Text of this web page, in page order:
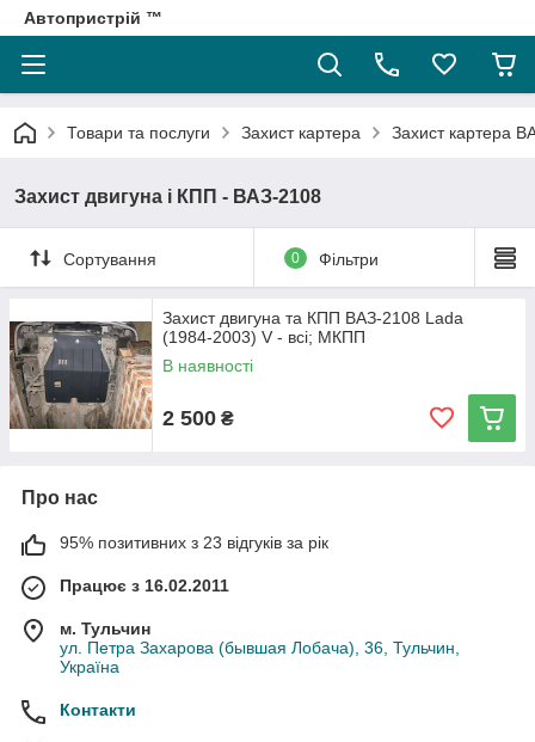
Автопристрій ™
Товари та послуги Захист картера Захист картера
Захист двигуна і КПП - ВАЗ-2108
Сортування 0 Фільтри
Захист двигуна та КПП ВАЗ-2108 Lada
(1984-2003) V - всі; МКПП
В наявності
2 500 ₴
Про нас
95% позитивних з 23 відгуків за рік
Працює з 16.02.2011
м. Тульчин
ул. Петра Захарова (бывшая Лобача), 36, Тульчин,
Україна
Контакти